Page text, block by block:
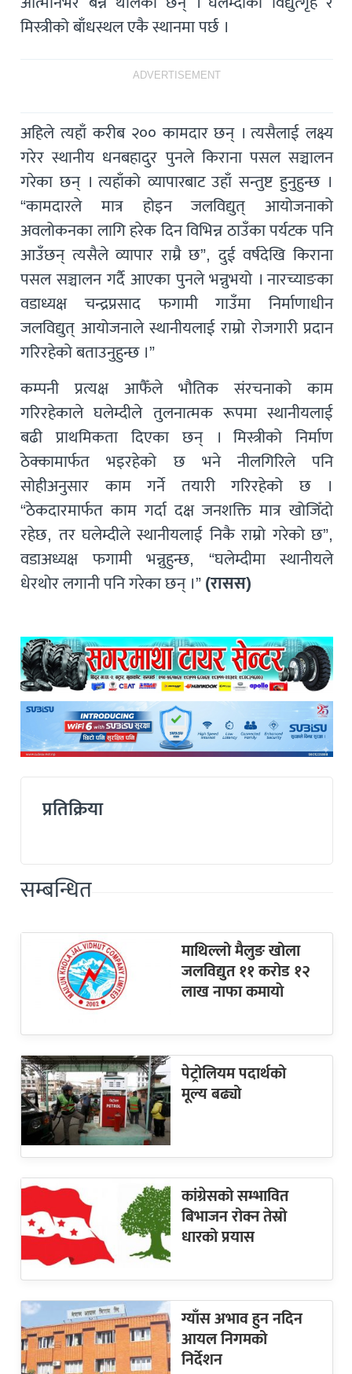
मिस्त्रीको बाँधस्थल एकै स्थानमा पर्छ ।
ADVERTISEMENT
अहिले त्यहाँ करीब २०० कामदार छन् । त्यसैलाई लक्ष्य
गरेर स्थानीय धनबहादुर पुनले किराना पसल सञ्चालन
गरेका छन् । त्यहाँको व्यापारबाट उहाँ सन्तुष्ट हुनुहुन्छ ।
“कामदारले मात्र होइन जलविद्युत् आयोजनाको
अवलोकनका लागि हरेक दिन विभिन्न ठाउँका पर्यटक पनि
आउँछन् त्यसैले व्यापार राम्रै छ”, दुई वर्षदेखि किराना
पसल सञ्चालन गर्दै आएका पुनले भन्नुभयो । नारच्याङका
वडाध्यक्ष चन्द्रप्रसाद फगामी गाउँमा निर्माणाधीन
जलविद्युत् आयोजनाले स्थानीयलाई राम्रो रोजगारी प्रदान
गरिरहेको बताउनुहुन्छ ।”
कम्पनी प्रत्यक्ष आफैँले भौतिक संरचनाको काम
गरिरहेकाले घलेम्दीले तुलनात्मक रूपमा स्थानीयलाई
बढी प्राथमिकता दिएका छन् । मिस्त्रीको निर्माण
ठेक्कामार्फत भइरहेको छ भने नीलगिरिले पनि
सोहीअनुसार काम गर्ने तयारी गरिरहेको छ ।
“ठेकदारमार्फत काम गर्दा दक्ष जनशक्ति मात्र खोजिँदो
रहेछ, तर घलेम्दीले स्थानीयलाई निकै राम्रो गरेको छ”,
वडाअध्यक्ष फगामी भन्नुहुन्छ, “घलेम्दीमा स्थानीयले
धेरथोर लगानी पनि गरेका छन् ।”(रासस)
प्रतिक्रिया
सम्बन्धित
माथिल्लो मैलुङ खोला
जलविद्युत ११ करोड १२
लाख नाफा कमायाे
पेट्रोलियम पदार्थको
मूल्य बढ्यो
कांग्रेसको सम्भावित
बिभाजन रोक्न तेस्रो
धारको प्रयास
ग्याँस अभाव हुन नदिन
आयल निगमको
निर्देशन